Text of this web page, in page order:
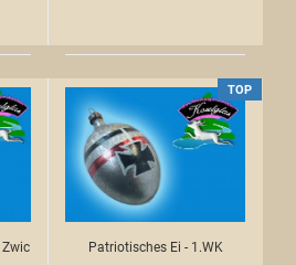
TOP
Patriotisches Ei - 1.WK